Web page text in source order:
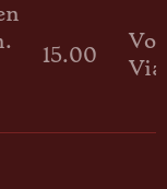
15.00